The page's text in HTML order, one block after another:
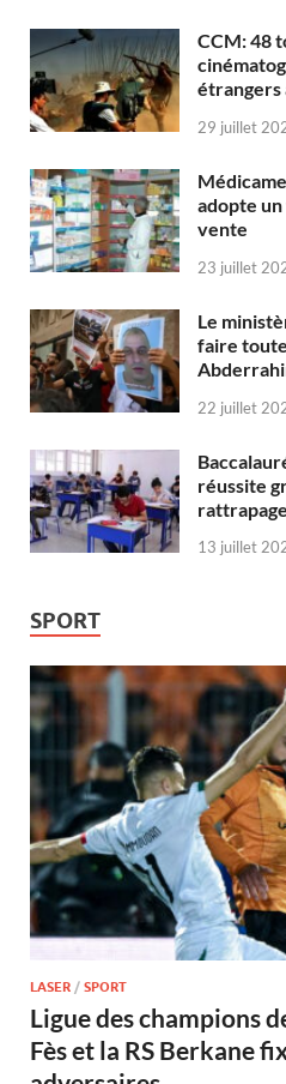
CCM: 48
étrangers
29 juillet
adopte
vente
23 juillet
Le
faire
22 juillet
réussite
rattrapage
13 juillet
SPORT
LASER / SPORT
Ligue des champions
Fès et la RS Berkane